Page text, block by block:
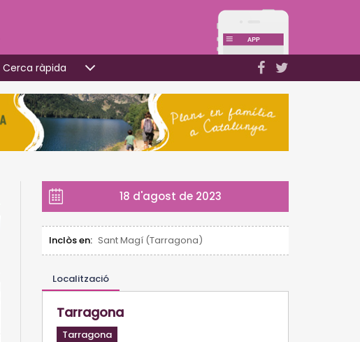
Cerca ràpida
18 d'agost de 2023
Inclòs en: Sant Magí (Tarragona)
Localització
Tarragona
Tarragona